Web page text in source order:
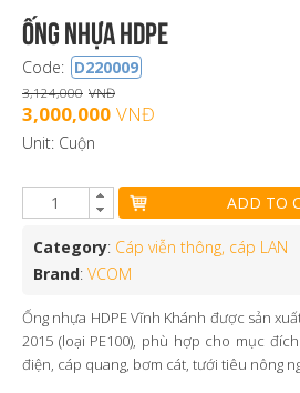
Ống nhựa HDPE
Code: D220009
3,124,000 VNĐ
3,000,000 VNĐ
Unit: Cuộn
ADD TO
Category: Cáp viễn thông, cáp LAN
Brand: VCOM
Ống nhựa HDPE Vĩnh Khánh được sản
2015 (loại PE100), phù hợp cho mục
điện, cáp quang, bơm cát, tưới tiêu nông